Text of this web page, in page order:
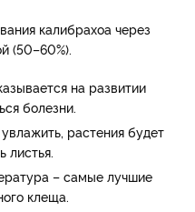
калибрахоа через
(50–60%).
на развитии
болезни.
растения будет
листья.
– самые лучшие
клеща.